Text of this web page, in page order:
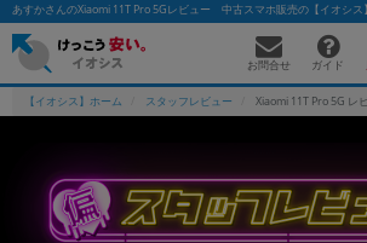
あすかさんのXiaomi 11T Pro 5Gレビュー 中古スマホ販売の【イオシス】
お問合せ ガイド
【イオシス】ホーム スタッフレビュー Xiaomi 11T Pro 5G レ
かんたんパソコン検索に切り替え